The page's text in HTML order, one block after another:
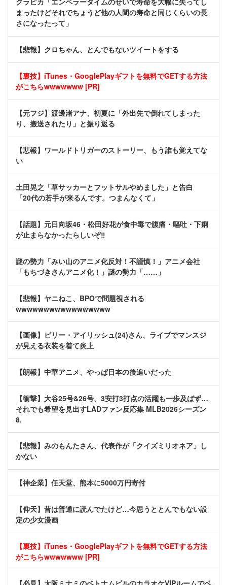
まったけどそれでちょうど他の人間の寿命と同じくらいの長
さになったって」
【悲報】クロちゃん、とんでもないツイートをする
【裏技】iTunes・GooglePlayギフトを無料でGETする方法
がこちらwwwwwww [PR]
【元フジ】渡邊渚アナ、初夏に「外出先で倒れてしまった
り、搬送されたり」と振り返る
【悲報】ワールドトリガーのストーリー、もう誰も覚えてな
い
土田晃之「草サッカーとフットサルやめました」と告白
「20代の若手が来るんです。つまんなくて」
【話題】元日向坂46・松田好花が食中毒で腹痛・嘔吐・下痢
が止まらなかったらしいぞ‼
謎の勢力「みい山のアニメ化反対！不謹慎！」アニメ会社
「もちづきさんアニメ化！」謎の勢力「……」
【悲報】ヤニねこ、BPOで問題視される
wwwwwwwwwwwwwwwww
【画像】ビリー・アイリッシュ(24)さん、ライブでマンスジ
が見える衣装を着て炎上
【朗報】中華アニメ、やっぱ日本の後追いだった
【衝撃】大谷25号&26号、3安打3打点の活躍も一歩及ばず…
それでも希望を見出すLADファン反応集 MLB2026シーズン
8.
【悲報】みのもんたさん、代表作が「クイズミリオネア」し
かない
【神企業】任天堂、熊本に5000万円寄付
【仰天】昔は普通に読んでたけど…今思うととんでもない設
定の少女漫画
【裏技】iTunes・GooglePlayギフトを無料でGETする方法
がこちらwwwwwww [PR]